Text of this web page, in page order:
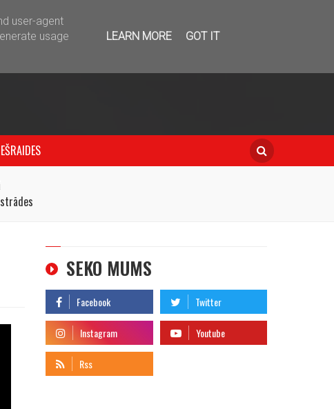
SEKO MUMS
user-agent
usage
LEARN MORE GOT IT